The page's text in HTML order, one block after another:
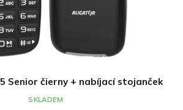
Senior čierny + nabíjací stojanček
SKLADEM